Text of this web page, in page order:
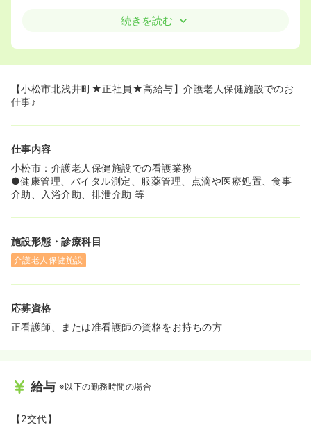
続きを読む
【小松市北浅井町★正社員★高給与】介護老人保健施設でのお
仕事♪
仕事内容
小松市：介護老人保健施設での看護業務
●健康管理、バイタル測定、服薬管理、点滴や医療処置、食事
介助、入浴介助、排泄介助 等
施設形態・診療科目
介護老人保健施設
応募資格
正看護師、または准看護師の資格をお持ちの方
給与 ※以下の勤務時間の場合
【2交代】